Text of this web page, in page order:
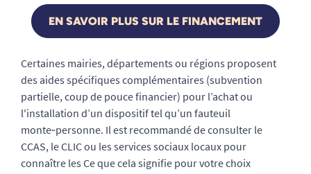
EN SAVOIR PLUS SUR LE FINANCEMENT
Certaines mairies, départements ou régions proposent
des aides spécifiques complémentaires (subvention
partielle, coup de pouce financier) pour l’achat ou
l'installation d’un dispositif tel qu’un fauteuil
monte‑personne. Il est recommandé de consulter le
CCAS, le CLIC ou les services sociaux locaux pour
connaître les Ce que cela signifie pour votre choix